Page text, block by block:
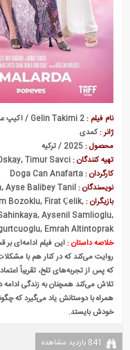
نام فیلم :Gelin Takimi 2 / اکیپ عروس 2
ژانر :کمدی
محصول :2025 / ترکیه
تهیه کنندگان :Cemal Okan, Emre Oskay, Timur Savci
کارگردان :Doga Can Anafarta
نویسندگان :Doga Can Anafarta, Ayse Balibey Tanil
بازیگران :Bozoklu, Firat Çelik,
Aysenil Samlioglu,
Emrah Altintoprak
خلاصه داستان :این فیلم ادامه‌ای
روایت می‌کند که در کنار هم با
که پس از تجربه‌های تلخ، تقریباً
تلاش می‌کند همچنان به زندگی
همراه با دوستانش یاد می‌گیرد که
خودش بایستد.
841 بازدید مشاهده